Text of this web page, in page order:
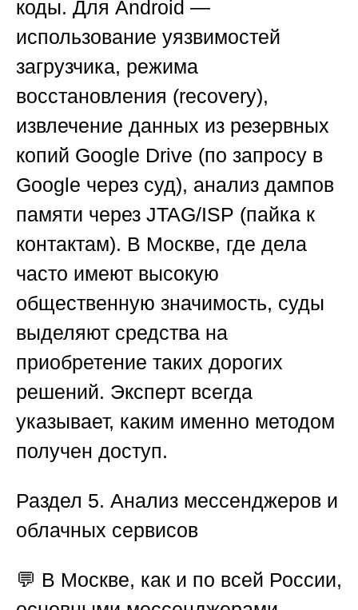
коды. Для Android —
использование уязвимостей
загрузчика, режима
восстановления (recovery),
извлечение данных из резервных
копий Google Drive (по запросу в
Google через суд), анализ дампов
памяти через JTAG/ISP (пайка к
контактам). В Москве, где дела
часто имеют высокую
общественную значимость, суды
выделяют средства на
приобретение таких дорогих
решений. Эксперт всегда
указывает, каким именно методом
получен доступ.
Раздел 5. Анализ мессенджеров и
облачных сервисов
💬 В Москве, как и по всей России,